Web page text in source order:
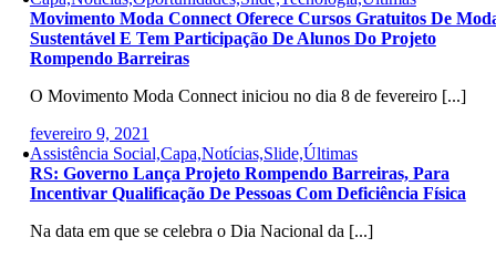
Movimento Moda Connect Oferece Cursos Gratuitos De
Sustentável E Tem Participação De Alunos Do Projeto
Rompendo Barreiras
O Movimento Moda Connect iniciou no dia 8 de fevereiro [...]
fevereiro 9, 2021
Assistência Social,Capa,Notícias,Slide,Últimas
RS: Governo Lança Projeto Rompendo Barreiras, Para
Incentivar Qualificação De Pessoas Com Deficiência Física
Na data em que se celebra o Dia Nacional da [...]